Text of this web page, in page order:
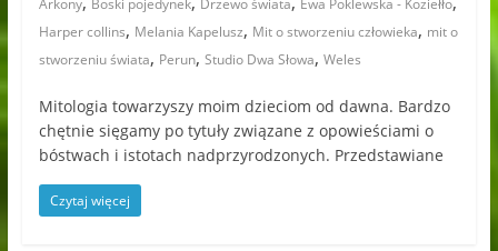
Arkony Boski pojedynek Drzewo świata Ewa Poklewska - Koziełło
Harper collins, Melania Kapelusz, Mit o stworzeniu człowieka, mit o
stworzeniu świata, Perun, Studio Dwa Słowa, Weles
Mitologia towarzyszy moim dzieciom od dawna. Bardzo
chętnie sięgamy po tytuły związane z opowieściami o
bóstwach i istotach nadprzyrodzonych. Przedstawiane
Czytaj więcej